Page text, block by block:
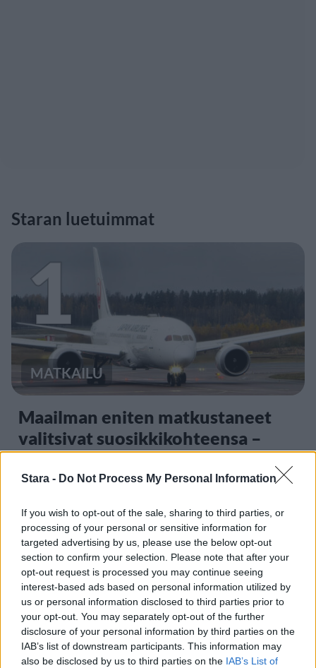
Stara - Do Not Process My Personal Information
If you wish to opt-out of the sale, sharing to third parties, or
processing of your personal or sensitive information for
targeted advertising by us, please use the below opt-out
section to confirm your selection. Please note that after your
opt-out request is processed you may continue seeing
interest-based ads based on personal information utilized by
us or personal information disclosed to third parties prior to
your opt-out. You may separately opt-out of the further
disclosure of your personal information by third parties on the
IAB’s list of downstream participants. This information may
also be disclosed by us to third parties on the IAB’s List of
Staran luetuimmat
1
MATKAILU
Maailman eniten matkustaneet
valitsivat suosikkikohteensa –
yllättävä voittaja
2
UUTISET